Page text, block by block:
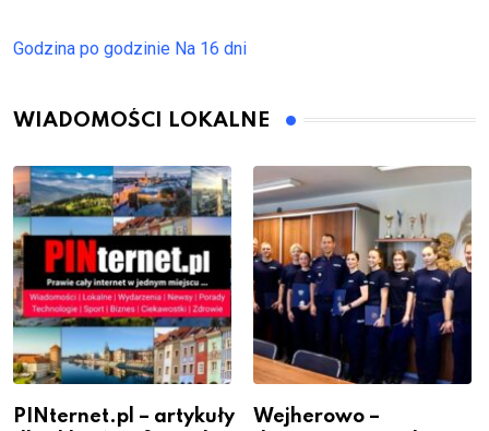
Godzina po godzinie Na 16 dni
WIADOMOŚCI LOKALNE
PINternet.pl – artykuły
Wejherowo –